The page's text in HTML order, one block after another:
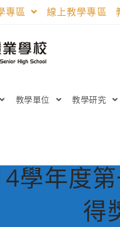
專區 線上教學專區
教學單位 教學研究
學年度
得